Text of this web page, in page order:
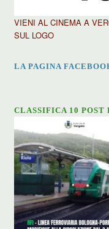
VIENI AL CINEMA A
SUL LOGO
LA PAGINA
CLASSIFICA 10